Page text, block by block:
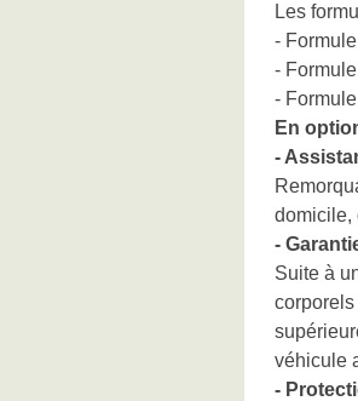
Les
-
-
-
En
-
domicile,
-
Suite à
corporels
véhicule
-